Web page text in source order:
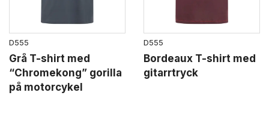
D555
Grå T-shirt med
“Chromekong” gorilla
på motorcykel
D555
Bordeaux T-shirt med
gitarrtryck